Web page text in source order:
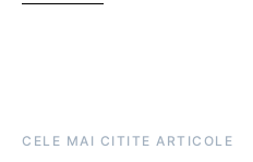
CELE MAI CITITE ARTICOLE